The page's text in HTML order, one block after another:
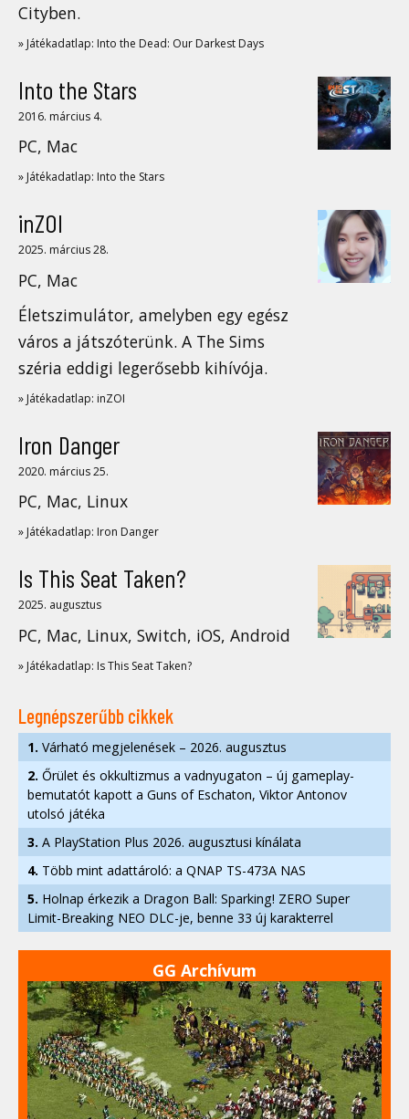
Cityben.
» Játékadatlap: Into the Dead: Our Darkest Days
Into the Stars
2016. március 4.
PC, Mac
» Játékadatlap: Into the Stars
inZOI
2025. március 28.
PC, Mac
Életszimulátor, amelyben egy egész
város a játszóterünk. A The Sims
széria eddigi legerősebb kihívója.
» Játékadatlap: inZOI
Iron Danger
2020. március 25.
PC, Mac, Linux
» Játékadatlap: Iron Danger
Is This Seat Taken?
2025. augusztus
PC, Mac, Linux, Switch, iOS, Android
» Játékadatlap: Is This Seat Taken?
Legnépszerűbb cikkek
1. Várható megjelenések – 2026. augusztus
2. Őrület és okkultizmus a vadnyugaton – új gameplay-
bemutatót kapott a Guns of Eschaton, Viktor Antonov
utolsó játéka
3. A PlayStation Plus 2026. augusztusi kínálata
4. Több mint adattároló: a QNAP TS-473A NAS
5. Holnap érkezik a Dragon Ball: Sparking! ZERO Super
Limit-Breaking NEO DLC-je, benne 33 új karakterrel
GG Archívum